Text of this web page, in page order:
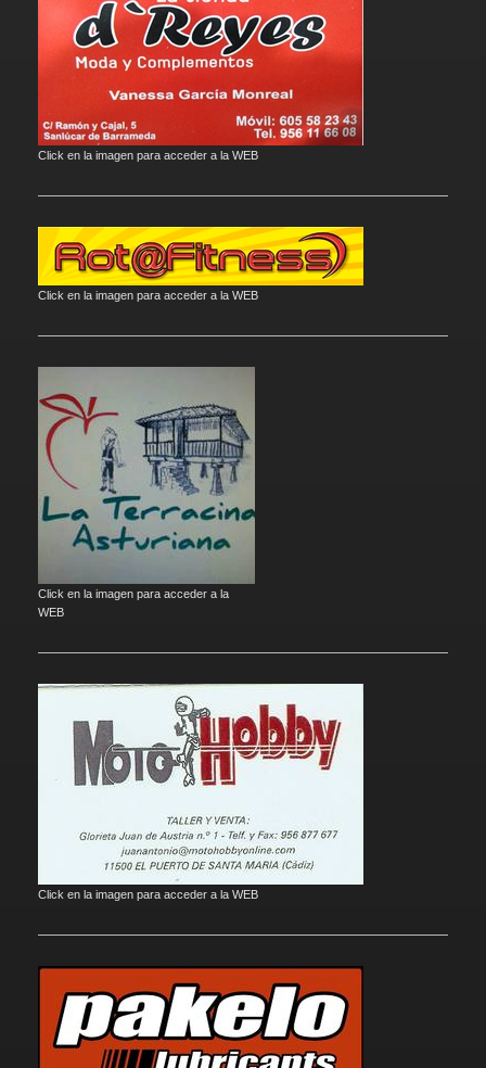
Click en la imagen para acceder a la WEB
Click en la imagen para acceder a la WEB
Click en la imagen para acceder a la
WEB
Click en la imagen para acceder a la WEB